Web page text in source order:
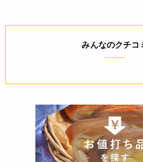
みんなのクチコ